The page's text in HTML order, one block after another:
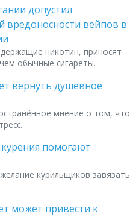
допустил
вейпов в
никотин, приносят
обычные сигареты.
вернуть душевное
мнение о том, что
помогают
курильщиков завязать
может привести к